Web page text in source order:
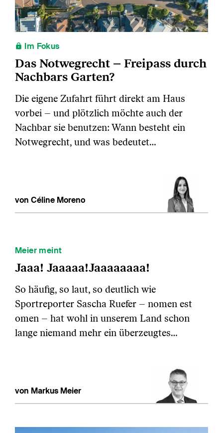
Im Fokus
Das Notwegrecht – Freipass durch
Nachbars Garten?
Die eigene Zufahrt führt direkt am Haus
vorbei – und plötzlich möchte auch der
Nachbar sie benutzen: Wann besteht ein
Notwegrecht, und was bedeutet…
von Céline Moreno
Meier meint
Jaaa! Jaaaaa!Jaaaaaaaa!
So häufig, so laut, so deutlich wie
Sportreporter Sascha Ruefer – nomen est
omen – hat wohl in unserem Land schon
lange niemand mehr ein überzeugtes…
von Markus Meier